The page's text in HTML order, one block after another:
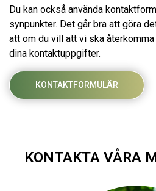
Du kan också använda
synpunkter. Det går bra att göra
att om du vill att vi ska
dina kontaktuppgifter.
KONTAKTFORMULÄR
KONTAKTA VÅRA